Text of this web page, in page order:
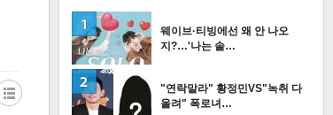
웨이브·티빙에선 왜 안 나오
지?…'나는 솔…
"연락말라" 황정민VS"녹취 다
올려" 폭로녀…